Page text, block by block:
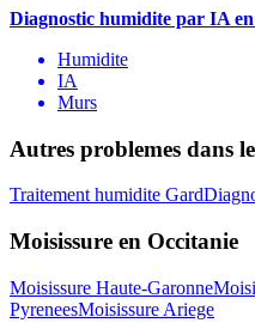
Diagnostic humidite par IA
Humidite
IA
Murs
Autres problemes dans le
Traitement humidite Gard
Moisissure en Occitanie
Moisissure Haute-Garonne
PyreneesMoisissure Ariege